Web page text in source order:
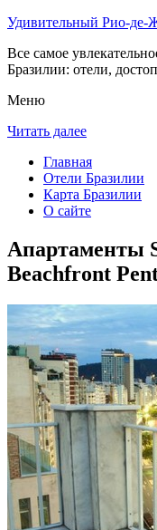
Удивительный Рио-де-
Все самое
Бразилии: отели,
Меню
Читать далее
Главная
Отели Бразилии
Карта Бразилии
О сайте
Апартаменты
Beachfront